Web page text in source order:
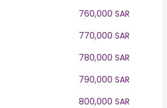
760,000 SAR
770,000 SAR
780,000 SAR
790,000 SAR
800,000 SAR